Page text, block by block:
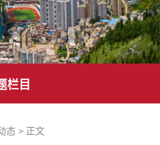
栏目
态 > 正文